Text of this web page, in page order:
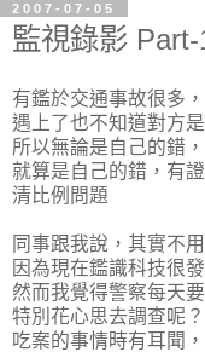
2007-07-05
監視錄影
有鑑於交通事故很多
遇上了也不知道對方
所以無論是自己的錯
就算是自己的錯，有
清比例問題
同事跟我說，其實不
因為現在鑑識科技很
然而我覺得警察每天
特別花心思去調查呢？
吃案的事情時有耳聞